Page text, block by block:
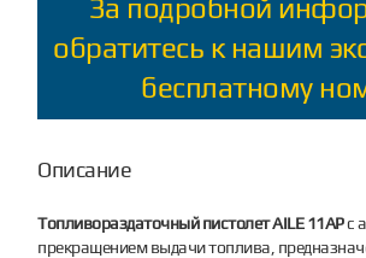
За подробной
обратитесь к нашим
бесплатному
Описание
Топливораздаточный пистолет AILE 11APс
прекращением выдачи топлива,